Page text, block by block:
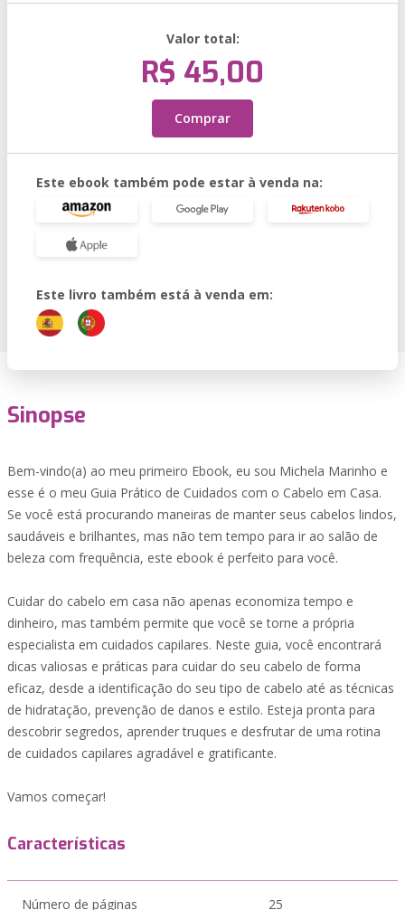
Valor total:
R$ 45,00
Comprar
Este ebook também pode estar à venda na:
Este livro também está à venda em:
Sinopse
Bem-vindo(a) ao meu primeiro Ebook, eu sou Michela Marinho e
esse é o meu Guia Prático de Cuidados com o Cabelo em Casa.
Se você está procurando maneiras de manter seus cabelos lindos,
saudáveis e brilhantes, mas não tem tempo para ir ao salão de
beleza com frequência, este ebook é perfeito para você.
Cuidar do cabelo em casa não apenas economiza tempo e
dinheiro, mas também permite que você se torne a própria
especialista em cuidados capilares. Neste guia, você encontrará
dicas valiosas e práticas para cuidar do seu cabelo de forma
eficaz, desde a identificação do seu tipo de cabelo até as técnicas
de hidratação, prevenção de danos e estilo. Esteja pronta para
descobrir segredos, aprender truques e desfrutar de uma rotina
de cuidados capilares agradável e gratificante.
Vamos começar!
Características
Número de páginas 25